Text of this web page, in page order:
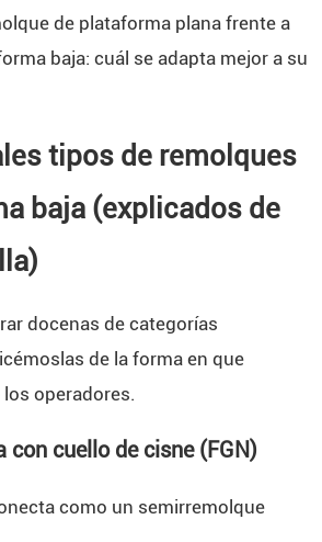
de plataforma plana frente a
baja: cuál se adapta mejor a su
tipos de remolques
baja (explicados de
docenas de categorías
de la forma en que
operadores.
con cuello de cisne (FGN)
como un semirremolque